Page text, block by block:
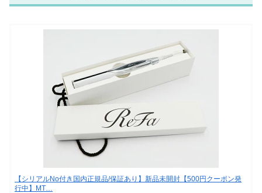
【シリアルNo付き国内正規品/保証あり】新品未開封【500円クーポン発
行中】MT…